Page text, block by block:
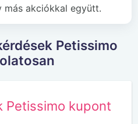
más akciókkal együtt.
Petissimo
Petissimo kupont